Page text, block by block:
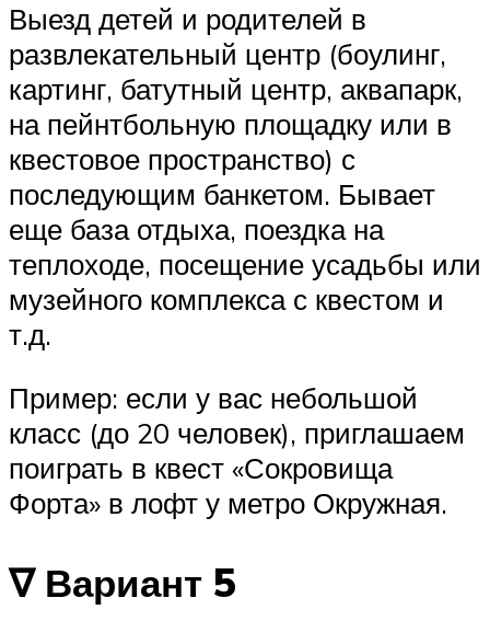
Выезд детей и родителей в
развлекательный центр (боулинг,
картинг, батутный центр, аквапарк,
на пейнтбольную площадку или в
квестовое пространство) с
последующим банкетом. Бывает
еще база отдыха, поездка на
теплоходе, посещение усадьбы или
музейного комплекса с квестом и
т.д.
Пример: если у вас небольшой
класс (до 20 человек), приглашаем
поиграть в квест «Сокровища
Форта» в лофт у метро Окружная.
∇ Вариант 5